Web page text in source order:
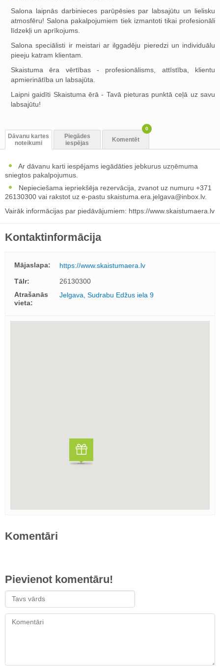
Salona laipnās darbinieces parūpēsies par labsajūtu un lielisku
atmosfēru! Salona pakalpojumiem tiek izmantoti tikai profesionāli
līdzekļi un aprīkojums.
Salona speciālisti ir meistari ar ilggadēju pieredzi un individuālu
pieeju katram klientam.
Skaistuma ēra vērtības - profesionālisms, attīstība, klientu
apmierinātība un labsajūta.
Laipni gaidīti Skaistuma ērā - Tavā pieturas punktā ceļā uz savu
labsajūtu!
Dāvanu kartes
noteikumi
Piegādes
iespējas
Komentēt
0
Ar dāvanu karti iespējams iegādāties jebkurus uzņēmuma
sniegtos pakalpojumus.
Nepieciešama iepriekšēja rezervācija, zvanot uz numuru +371
26130300 vai rakstot uz e-pastu skaistuma.era.jelgava@inbox.lv.
Vairāk informācijas par piedāvājumiem: https://www.skaistumaera.lv
Kontaktinformācija
Mājaslapa:
https://www.skaistumaera.lv
Tālr:
26130300
Atrašanās
vieta:
Jelgava, Sudrabu Edžus iela 9
Komentāri
Pievienot komentāru!